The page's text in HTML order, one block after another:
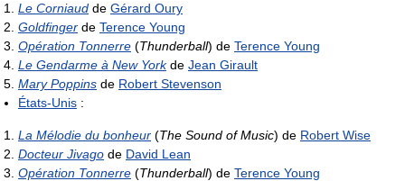
Le Corniaud de Gérard Oury
Goldfinger de Terence Young
Opération Tonnerre (Thunderball) de Terence Young
Le Gendarme à New Yorkde Jean Girault
Mary Poppins de Robert Stevenson
États-Unis :
La Mélodie du bonheur (The Sound of Music) de Robert Wise
Docteur Jivago de David Lean
Opération Tonnerre (Thunderball) de Terence Young